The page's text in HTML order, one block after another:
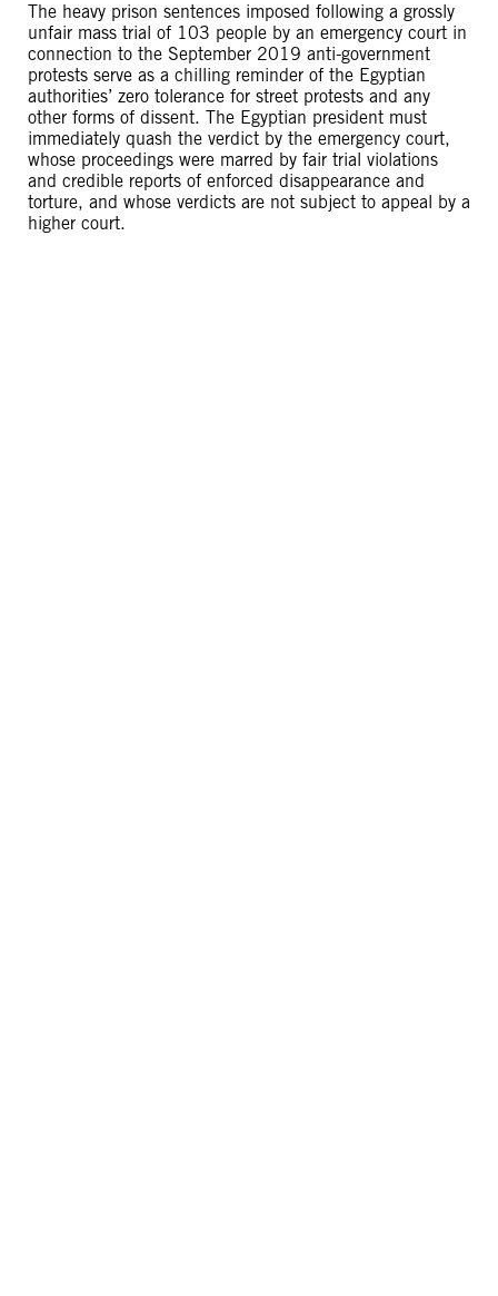
The heavy prison sentences imposed following a grossly
unfair mass trial of 103 people by an emergency court in
connection to the September 2019 anti-government
protests serve as a chilling reminder of the Egyptian
authorities’ zero tolerance for street protests and any
other forms of dissent. The Egyptian president must
immediately quash the verdict by the emergency court,
whose proceedings were marred by fair trial violations
and credible reports of enforced disappearance and
torture, and whose verdicts are not subject to appeal by a
higher court.